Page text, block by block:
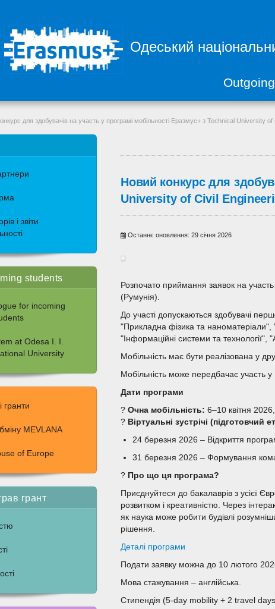
Одеський
для здобувачів на участь у програмі мобільності Еразмус+ з Technical University
і звіти
students
for incoming
at Odesa I. I.
University
гранти
MEVLANA
of Europe
грант
Новий конкурс для
University of Civil
Останнє оновлення: 29 січня 2026
Розпочато приймання заявок на
(Румунія).
До участі допускаються здобувачі
"Прикладна фізика та
"Інформаційні системи та технології",
Мобільність має бути реалізована у
Мобільність може передбачає участь у
Дати програми
?Очна мобільність: 6–10 квітня
? Віртуальні зустрічі (підготовчий
24 березня 2026 – Відкриття
31 березня 2026 – Формування
? Про що ця програма?
Приєднуйтеся до бакалаврів з усієї
розвитком і креативністю. Через
як наука може робити будівлі
рішення.
Деталі програми
Подати заявку можна до 10 лютого
Мова стажування – англійська.
Стипендія (5-day mobility + 2 travel